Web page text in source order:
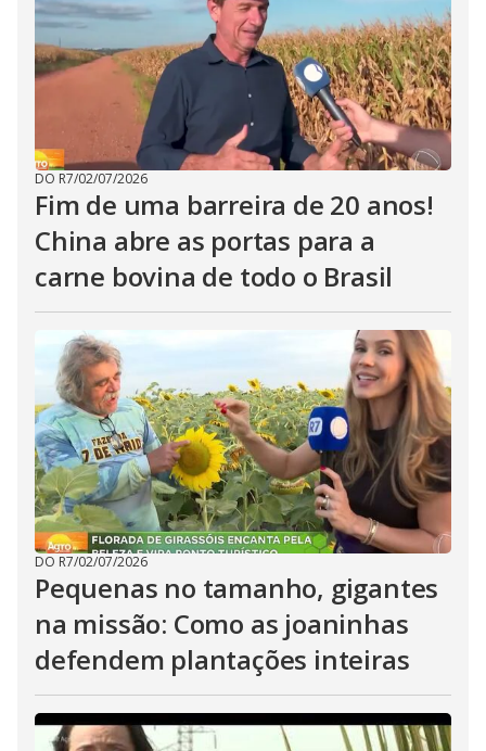
DO R7/02/07/2026
Fim de uma barreira de 20 anos!
China abre as portas para a
carne bovina de todo o Brasil
DO R7/02/07/2026
Pequenas no tamanho, gigantes
na missão: Como as joaninhas
defendem plantações inteiras